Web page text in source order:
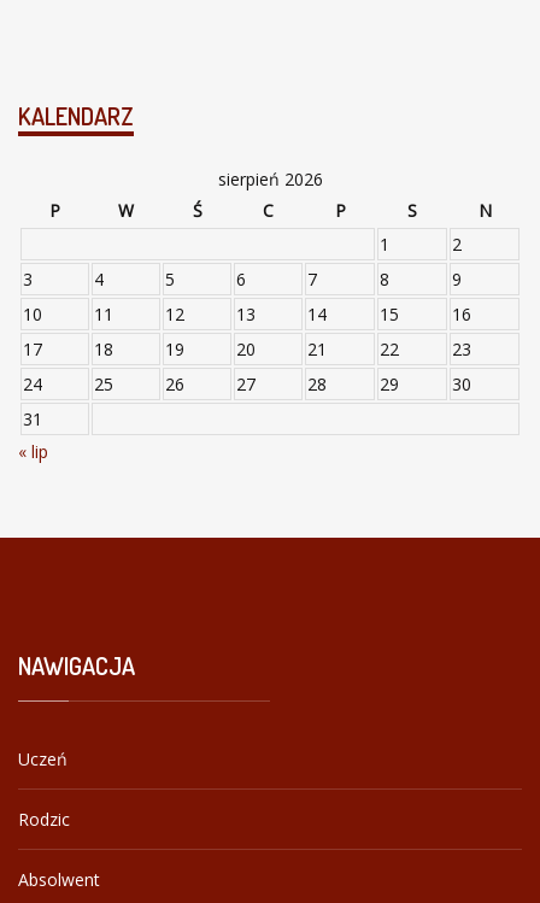
KALENDARZ
sierpień 2026
P
W Ś C P S
N
1
2
3
4 5 6 7 8
9
10
11 12 13 14 15
16
17
18 19 20 21 22
23
24
25 26 27 28 29
30
31
« lip
NAWIGACJA
Uczeń
Rodzic
Absolwent